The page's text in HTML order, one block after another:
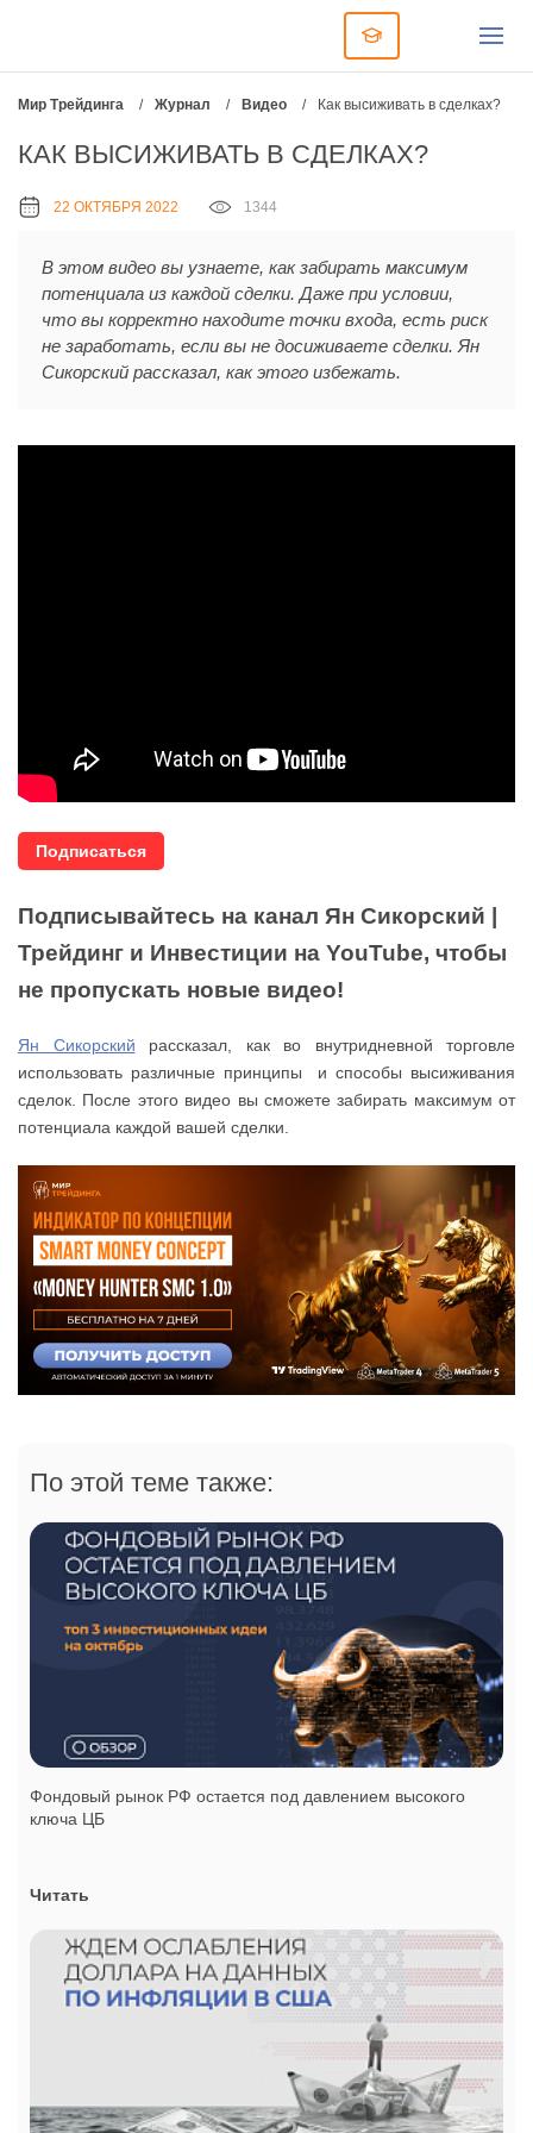
Мир Трейдинга / Журнал / Видео / Как высиживать в сделках?
КАК ВЫСИЖИВАТЬ В СДЕЛКАХ?
22 ОКТЯБРЯ 2022 1344
В этом видео вы узнаете, как забирать максимум
потенциала из каждой сделки. Даже при условии,
что вы корректно находите точки входа, есть риск
не заработать, если вы не досиживаете сделки. Ян
Сикорский рассказал, как этого избежать.
Подписаться
Подписывайтесь на канал Ян Сикорский |
Трейдинг и Инвестиции на YouTube, чтобы
не пропускать новые видео!
Ян Сикорский рассказал, как во внутридневной торговле
использовать различные принципы и способы высиживания
сделок. После этого видео вы сможете забирать максимум от
потенциала каждой вашей сделки.
По этой теме также:
Фондовый рынок РФ остается под давлением высокого
ключа ЦБ
Читать